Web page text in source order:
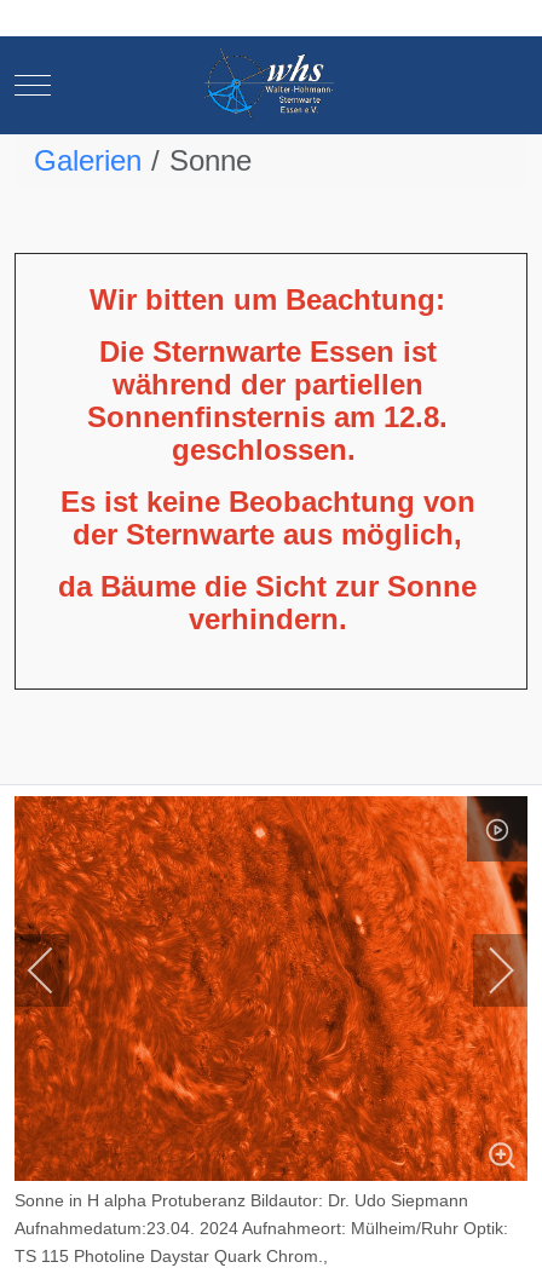
Mobile Menu Toggle
Galerien Sonne
Wir bitten um Beachtung:
Die Sternwarte Essen ist
während der partiellen
Sonnenfinsternis am 12.8.
geschlossen.
Es ist keine Beobachtung von
der Sternwarte aus möglich,
da Bäume die Sicht zur Sonne
verhindern.
Sonne in H alpha Protuberanz Bildautor: Dr. Udo Siepmann
Aufnahmedatum:23.04. 2024 Aufnahmeort: Mülheim/Ruhr Optik:
TS 115 Photoline Daystar Quark Chrom.,